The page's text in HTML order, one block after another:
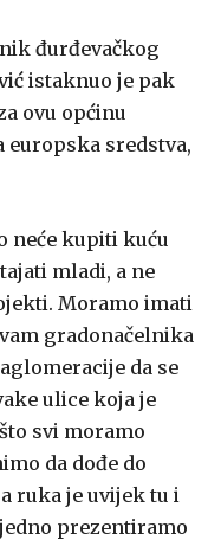
đurđevačkog
istaknuo je pak
ovu općinu
europska sredstva,
neće kupiti kuću
mladi, a ne
Moramo imati
gradonačelnika
da se
ulice koja je
svi moramo
da dođe do
ruka je uvijek tu i
prezentiramo